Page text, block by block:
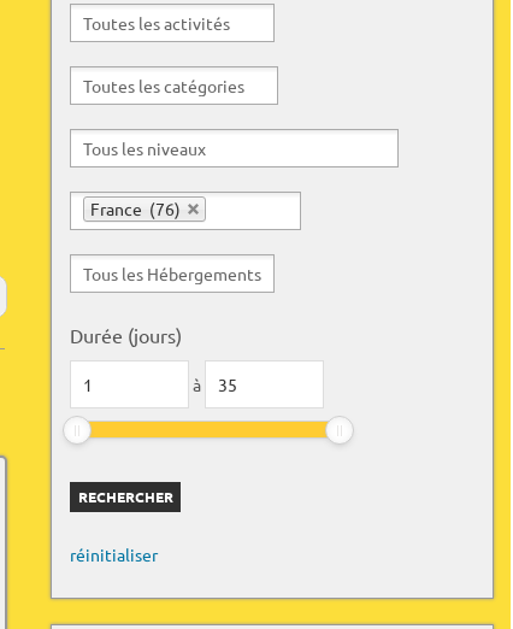
résultats
France (76)
Durée (jours)
à
réinitialiser